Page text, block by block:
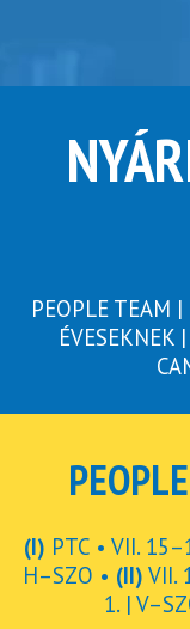
PEOPLE TEAM
ÉVESEKNEK
(I) PTC • VII.
H–SZO • (II) VII.
1. |